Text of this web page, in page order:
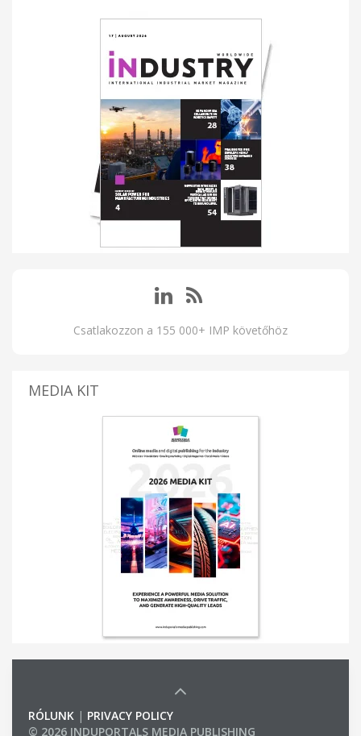
Csatlakozzon a 155 000+ IMP követőhöz
MEDIA KIT
RÓLUNK | PRIVACY POLICY
© 2026 INDUPORTALS MEDIA PUBLISHING